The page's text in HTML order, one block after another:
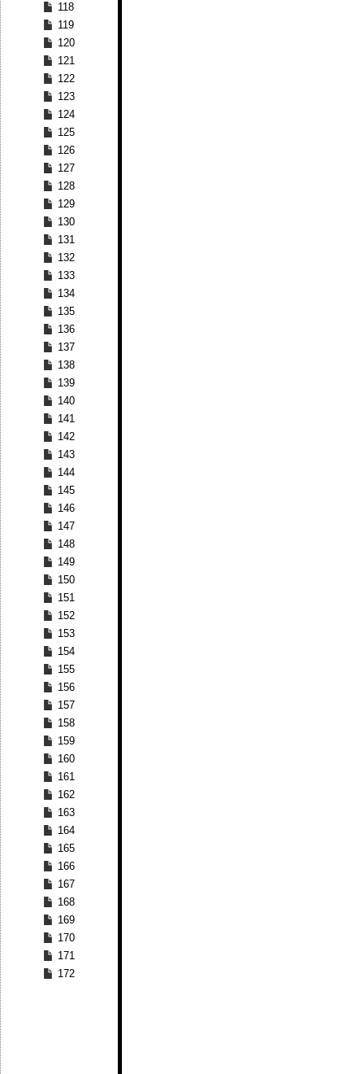
118
119
120
121
122
123
124
125
126
127
128
129
130
131
132
133
134
135
136
137
138
139
140
141
142
143
144
145
146
147
148
149
150
151
152
153
154
155
156
157
158
159
160
161
162
163
164
165
166
167
168
169
170
171
172